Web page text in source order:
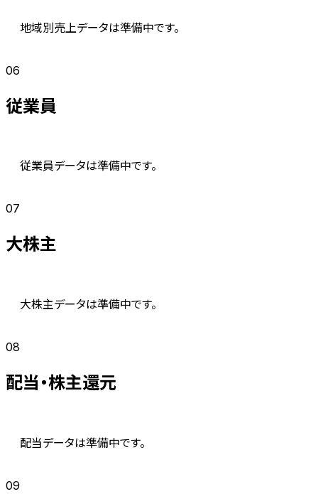
地域別売上データは準備中です。
06
従業員
従業員データは準備中です。
07
大株主
大株主データは準備中です。
08
配当・株主還元
配当データは準備中です。
09